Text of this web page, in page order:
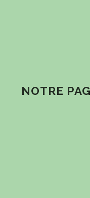
NOTRE